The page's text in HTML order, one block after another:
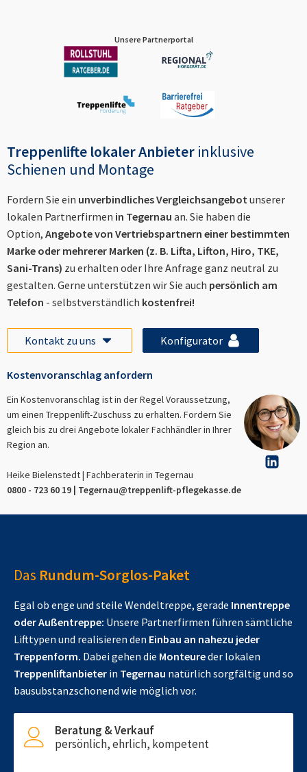
Unsere Partnerportal
Treppenlifte lokaler Anbieter inklusive
Schienen und Montage
Fordern Sie ein unverbindliches Vergleichsangebotunserer
lokalen Partnerfirmen in Tegernau an. Sie haben die
Option, Angebote von Vertriebspartnern einer bestimmten
Marke oder mehrerer Marken (z. B. Lifta, Lifton, Hiro, TKE,
Sani-Trans) zu erhalten oder Ihre Anfrage ganz neutral zu
gestalten. Gerne unterstützen wir Sie auch persönlich am
Telefon - selbstverständlich kostenfrei!
Kontakt zu uns Konfigurator
Kostenvoranschlag anfordern
Ein Kostenvoranschlag ist in der Regel Voraussetzung,
um einen Treppenlift-Zuschuss zu erhalten. Fordern Sie
gleich bis zu drei Angebote lokaler Fachhändler in Ihrer
Region an.
Heike Bielenstedt | Fachberaterin in Tegernau
0800 - 723 60 19 | Tegernau@treppenlift-pflegekasse.de
Das Rundum-Sorglos-Paket
Egal ob enge und steile Wendeltreppe, gerade Innentreppe
oder Außentreppe: Unsere Partnerfirmen führen sämtliche
Lifttypen und realisieren den Einbau an nahezu jeder
Treppenform. Dabei gehen die Monteureder lokalen
Treppenliftanbieter in Tegernau natürlich sorgfältig und so
bausubstanzschonend wie möglich vor.
Beratung & Verkauf
persönlich, ehrlich, kompetent